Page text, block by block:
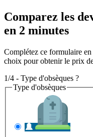
Comparez les
en 2 minutes
Complétez ce formulaire
choix pour obtenir le prix
1/4 - Type d'obsèques ?
Type d'obsèques